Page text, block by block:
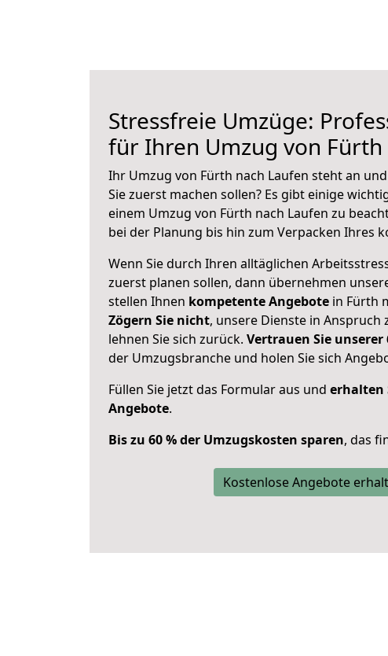
Stressfreie Umzüge:
für Ihren Umzug von Fürth
Ihr Umzug von Fürth nach Laufen steht an
Sie zuerst machen sollen? Es gibt einige
einem Umzug von Fürth nach Laufen zu
bei der Planung bis hin zum Verpacken Ihres
Wenn Sie durch Ihren alltäglichen
zuerst planen sollen, dann übernehmen
stellen Ihnen kompetente Angebote in Fürth
Zögern Sie nicht, unsere Dienste in Anspruch
lehnen Sie sich zurück. Vertrauen Sie unserer
der Umzugsbranche und holen Sie sich
Füllen Sie jetzt das Formular aus und erhalten
Angebote.
Bis zu 60 % der Umzugskosten sparen, das
Kostenlose Angebote